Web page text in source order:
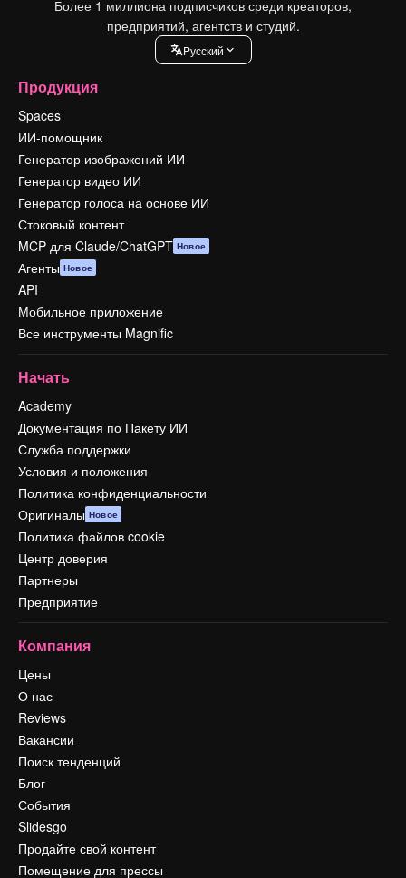
Более 1 миллиона подписчиков среди креаторов,
предприятий, агентств и студий.
Pусский
Продукция
Spaces
ИИ-помощник
Генератор изображений ИИ
Генератор видео ИИ
Генератор голоса на основе ИИ
Стоковый контент
MCP для Claude/ChatGPT Новое
Агенты Новое
API
Мобильное приложение
Все инструменты Magnific
Начать
Academy
Документация по Пакету ИИ
Служба поддержки
Условия и положения
Политика конфиденциальности
Оригиналы Новое
Политика файлов cookie
Центр доверия
Партнеры
Предприятие
Компания
Цены
О нас
Reviews
Вакансии
Поиск тенденций
Блог
События
Slidesgo
Продайте свой контент
Помещение для прессы